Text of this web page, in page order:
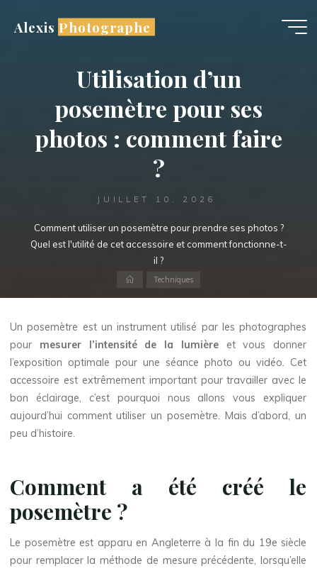
Alexis Photographe
Utilisation d’un
posemètre pour ses
photos : comment faire
?
JUILLET 10, 2026
AccueilTechniques
Comment utiliser un posemètre pour prendre ses photos ?
Quel est l'utilité de cet accessoire et comment fonctionne-t-
il ?
Un posemètre est un instrument utilisé par les photographes
pour mesurer l’intensité de la lumière et vous donner
l’exposition optimale pour une séance photo ou vidéo. Cet
accessoire est extrêmement important pour travailler avec le
bon éclairage, c’est pourquoi nous allons vous expliquer
aujourd’hui comment utiliser un posemètre. Mais d’abord, un
peu d’histoire.
Comment a été créé le
posemètre ?
Le posemètre est apparu en Angleterre à la fin du 19e siècle
pour remplacer la méthode de mesure précédente, lorsqu’elle